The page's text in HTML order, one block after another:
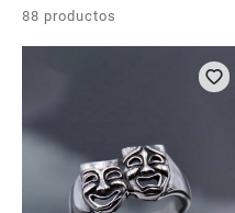
88 productos